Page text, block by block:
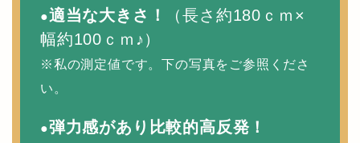
●適当な大きさ！
（長さ約180ｃｍ×
幅約100ｃｍ♪）
※私の測定値です。下の写真をご参照くださ
い。
●弾力感があり比較的高反発！